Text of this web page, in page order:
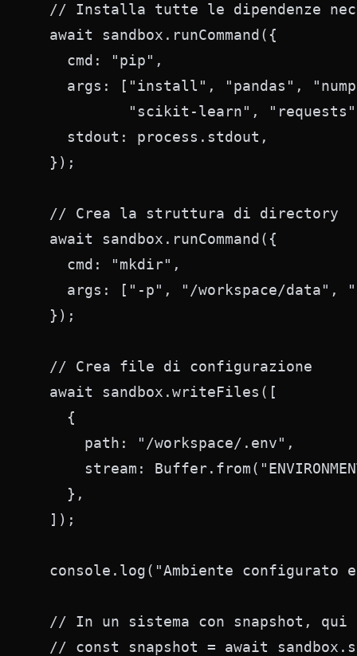
// Installa tutte le dipendenze
  await sandbox.runCommand({
    cmd: "pip",
args: ["install", "pandas",
"scikit-learn",
    stdout: process.stdout,
  });
  // Crea la struttura di directory
  await sandbox.runCommand({
    cmd: "mkdir",
args: ["-p", "/workspace/data",
  });
  // Crea file di configurazione
  await sandbox.writeFiles([
    {
      path: "/workspace/.env",
stream:
    },
  ]);
console.log("Ambiente configurato
// In un sistema con snapshot, qui
// const snapshot = await